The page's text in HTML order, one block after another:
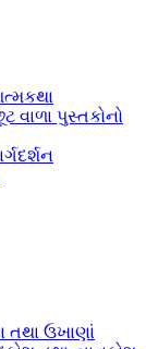
વાળા પુસ્તકોનો
તથા ઉખાણાં